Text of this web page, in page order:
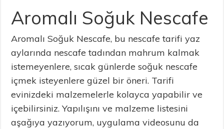
Aromalı Soğuk Nescafe
Aromalı Soğuk Nescafe, bu nescafe tarifi yaz
aylarında nescafe tadından mahrum kalmak
istemeyenlere, sıcak günlerde soğuk nescafe
içmek isteyenlere güzel bir öneri. Tarifi
evinizdeki malzemelerle kolayca yapabilir ve
içebilirsiniz. Yapılışını ve malzeme listesini
aşağıya yazıyorum, uygulama videosunu da